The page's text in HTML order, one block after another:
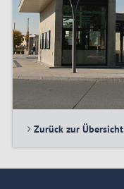
Zurück zur Übersicht